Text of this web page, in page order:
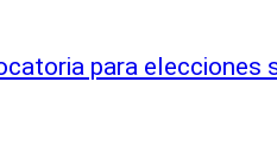
para elecciones